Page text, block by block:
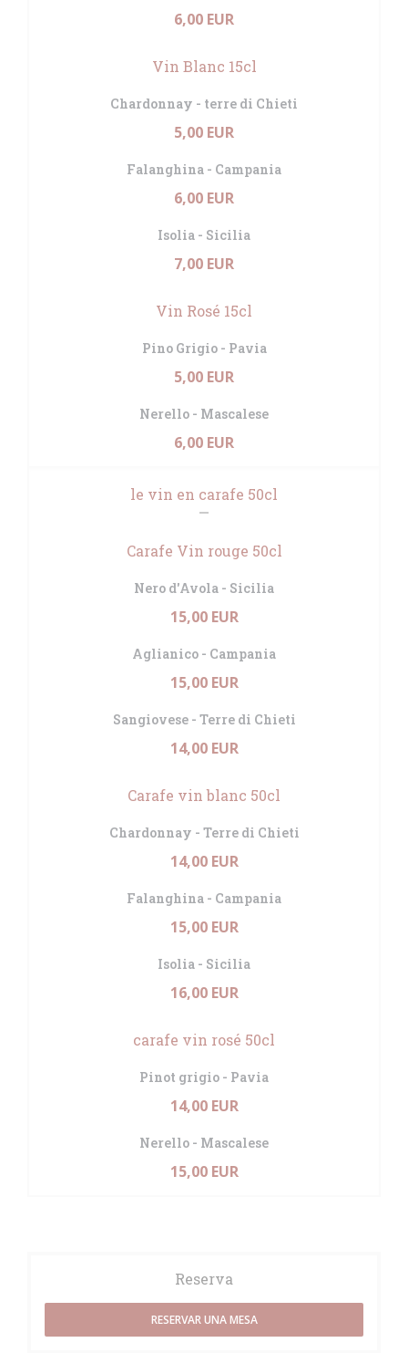
6,00 EUR
Vin Blanc 15cl
Chardonnay - terre di Chieti
5,00 EUR
Falanghina - Campania
6,00 EUR
Isolia - Sicilia
7,00 EUR
Vin Rosé 15cl
Pino Grigio - Pavia
5,00 EUR
Nerello - Mascalese
6,00 EUR
le vin en carafe 50cl
Carafe Vin rouge 50cl
Nero d'Avola - Sicilia
15,00 EUR
Aglianico - Campania
15,00 EUR
Sangiovese - Terre di Chieti
14,00 EUR
Carafe vin blanc 50cl
Chardonnay - Terre di Chieti
14,00 EUR
Falanghina - Campania
15,00 EUR
Isolia - Sicilia
16,00 EUR
carafe vin rosé 50cl
Pinot grigio - Pavia
14,00 EUR
Nerello - Mascalese
15,00 EUR
Reserva
RESERVAR UNA MESA